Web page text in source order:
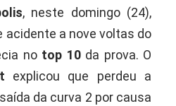
, neste domingo (24),
a nove voltas do
no top 10da prova. O
explicou que perdeu a
da curva 2 por causa